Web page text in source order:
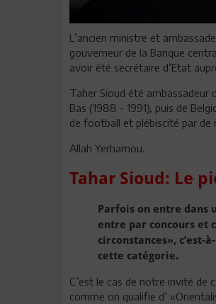
L’ancien ministre et
gouverneur de la Banque
avoir été secrétaire d’Etat
Taher Sioud été ambassadeur
Bas (1988 - 1991), puis de
de football et plébiscité par de
Allah Yerhamou.
Tahar Sioud: Le
Parfois on entre dans
entre par concours et
circonstances», c’est-
cette catégorie.
C’est le cas de notre invité de
comme on qualifie d’